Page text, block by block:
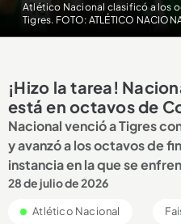
Atlético Nacional clasificó a los
Tigres. FOTO: ATLÉTICO
¡Hizo la tarea!
está en octavos de
Nacional venció a Tigres
y avanzó a los octavos de
instancia en la que se
28 de julio de 2026
Atlético Nacional